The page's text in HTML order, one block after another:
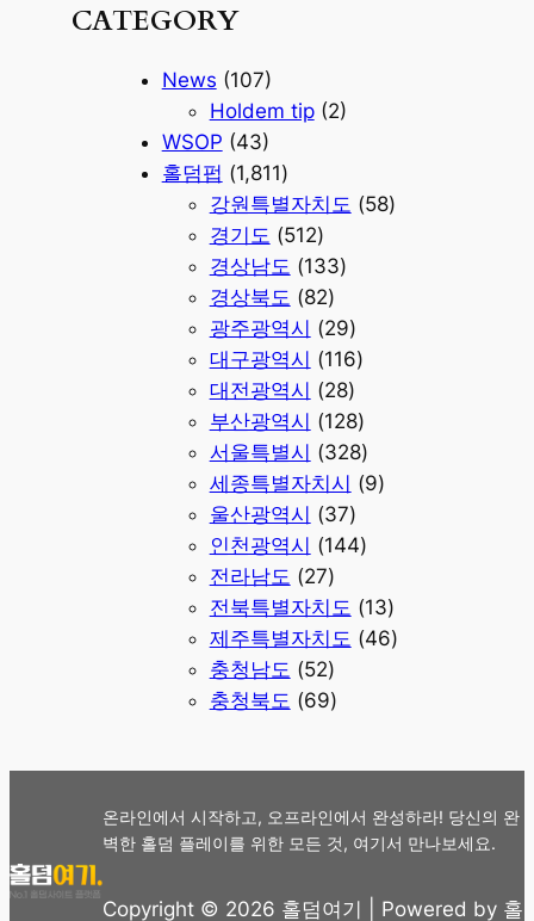
CATEGORY
News (107)
Holdem tip(2)
WSOP (43)
홀덤펍 (1,811)
강원특별자치도 (58)
경기도 (512)
경상남도 (133)
경상북도 (82)
광주광역시 (29)
대구광역시 (116)
대전광역시 (28)
부산광역시 (128)
서울특별시 (328)
세종특별자치시 (9)
울산광역시 (37)
인천광역시 (144)
전라남도 (27)
전북특별자치도 (13)
제주특별자치도 (46)
충청남도 (52)
충청북도 (69)
온라인에서 시작하고, 오프라인에서 완성하라! 당신의 완
벽한 홀덤 플레이를 위한 모든 것, 여기서 만나보세요.
Copyright © 2026 홀덤여기 | Powered by 홀